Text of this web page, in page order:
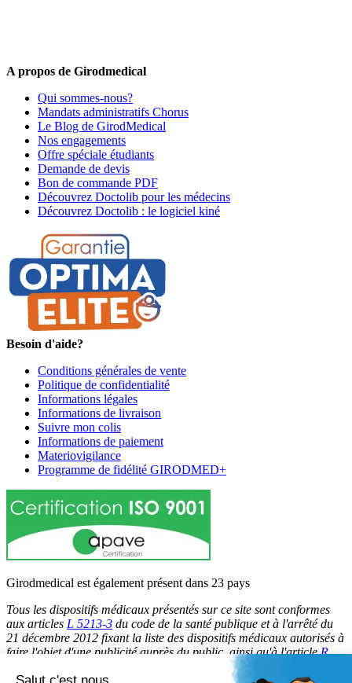
A propos de Girodmedical
Qui sommes-nous?
Mandats administratifs Chorus
Le Blog de GirodMedical
Nos engagements
Offre spéciale étudiants
Demande de devis
Bon de commande PDF
Découvrez Doctolib pour les médecins
Découvrez Doctolib : le logiciel kiné
Besoin d'aide?
Conditions générales de vente
Politique de confidentialité
Informations légales
Informations de livraison
Suivre mon colis
Informations de paiement
Materiovigilance
Programme de fidélité GIRODMED+
Girodmedical est également présent dans 23 pays
Tous les dispositifs médicaux présentés sur ce site sont conformes
aux articles L 5213-3 du code de la santé publique et à l'arrêté du
21 décembre 2012 fixant la liste des dispositifs médicaux autorisés à
faire l'objet d'une publicité auprès du public, ainsi qu'à l'articleR
du code de la santé publique. Par conséquent, ils peuvent
Salut c'est nous...